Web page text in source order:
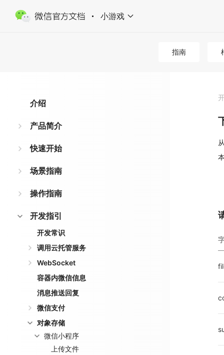
小游戏
指南
介绍
产品简介
快速开始
场景指南
操作指南
开发指引
开发常识
调用云托管服务
WebSocket
容器内微信信息
消息推送回复
微信支付
对象存储
微信小程序
上传文件